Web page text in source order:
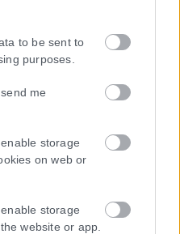
to be sent to
purposes.
me
storage
on web or
storage
website or app.
MEDIA GROUP A.E.” και κατ’
αυτή “www.karfitsa.gr”
2018/334 της Επιτροπής της
για την αποτελεσματική
στο διαδίκτυο (L 63).